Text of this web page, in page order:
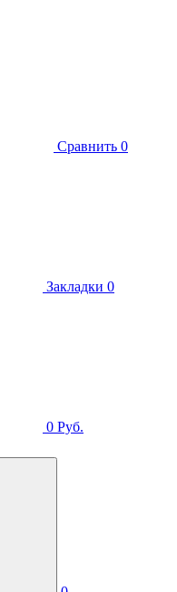
Сравнить 0
Закладки 0
0 Руб.